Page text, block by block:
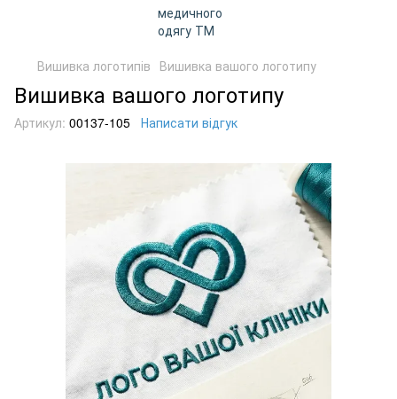
Вишивка логотипів Вишивка вашого логотипу
Вишивка вашого логотипу
Артикул: 00137-105 Написати відгук